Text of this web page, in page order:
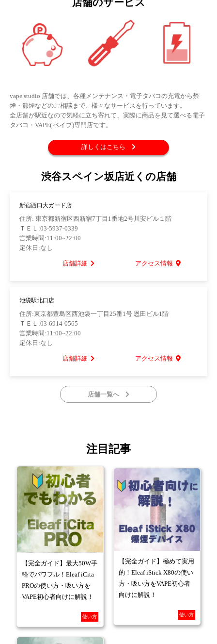
vape studio 店舗では、各種メンテナンス・電子タバコの充電から禁
煙・節煙などのご相談まで、様々なサービスを行っています。
全店舗が駅近なので気軽に立ち寄れて、実際に商品を見て選べる電子
タバコ・VAPE( ベイプ)専門店です。
詳しくはこちら
渋谷スペイン坂店近くの店舗
新宿西口大ガード店
住所: 東京都新宿区西新宿7丁目1番地2号川安ビル１階
ＴＥＬ:03-5937-0339
営業時間:11:00~22:00
定休日:なし
店舗詳細 アクセス情報
池袋駅北口店
住所:東京都豊島区西池袋一丁目25番1号 恩田ビル1階
ＴＥＬ:03-6914-0565
営業時間:11:00~22:00
定休日:なし
店舗詳細 アクセス情報
店舗一覧へ
注目記事
【完全ガイド】最大50W手
軽でパワフル！Eleaf iCita
PROの使い方・吸い方を
VAPE初心者向けに解説！
使い方
【完全ガイド】極めて実用
的！Eleaf iStick X80の使い
方・吸い方をVAPE初心者
向けに解説！
使い方